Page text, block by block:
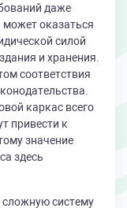
даже
оказаться
силой
и хранения.
соответствия
каркас всего
привести к
значение
здесь
сложную систему